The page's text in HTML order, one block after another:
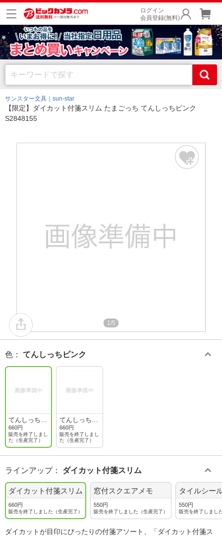
ログイン
会員登録(無料)
サンスター文具｜sun-star
【限定】ダイカット付箋スリム たまごっち てんしっちピンク
S2848155
1/5
色 ： てんしっちピンク
てんしっちピ
ンク
660円
販売を終了しまし
た（生産完了）
てんしっちブ
ルー
660円
販売を終了しまし
た（生産完了）
ラインアップ： ダイカット付箋スリム
ダイカット付箋スリム
660円
販売を終了しました（生産完了）
窓付スクエアメモ
550円
販売を終了しました（生産完了）
タイルシー
550円
販売を終了しまし
ダイカットが目印にぴったりの付箋アソート、「ダイカット付箋ス